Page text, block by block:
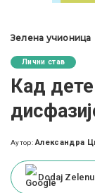
Зелена учионица
Лични став
Кад
Posted
Аутор: Александра
Dodaj